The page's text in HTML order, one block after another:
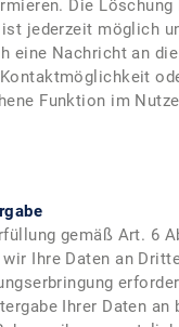
Die Löschung
jederzeit möglich
eine Nachricht an
Funktion im
gemäß Art. 6
wir Ihre Daten an
Ihrer Daten an